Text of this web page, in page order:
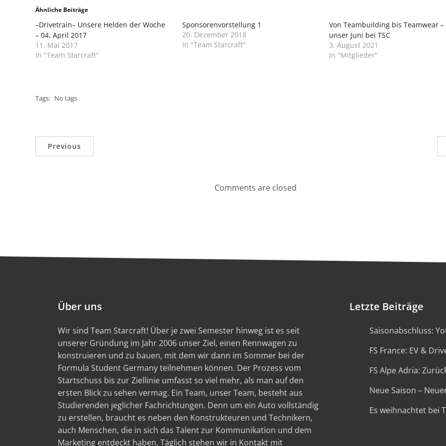
Ähnliche Beiträge
–Drivetrain– Unsere Helden der Woche
– 04. April 2017
11. Mai 2017
In "Team Starcraft"
Sponsorenvorstellung 1
20. Dezember 2018
In "Team Starcraft"
Von Teambuilding bis Teamwear –
unser Juni bei TSC
3. August 2021
In "Mitglieder"
Tags: No tags
Previous
Comments are closed
Über uns
Wir sind Team Starcraft! Über je zwei Semester hinweg ist es seit
unserer Gründung im Jahr 2006 unser Ziel, einen Rennwagen zu
konstruieren und zu bauen, mit dem wir dann im Sommer bei der
Formula Student Germany teilnehmen können. Der Prozess vom
Startschuss bis zur Ziellinie umfasst so viel mehr, als man auf den
ersten Blick zu sehen vermag. Ein Team, unser Team, besteht aus
Studierenden jeglicher Fachrichtungen. Denn um ein Auto vollständig
zu erstellen, braucht es neben den Konstrukteuren und Technikern,
auch Menschen, die in sich das Talent zur Kommunikation und dem
Marketing entdeckt haben. Täglich stehen wir in Kontakt mit
Letzte Beiträge
Saisonabschluss:
FS France: EV &
FS Alpe Adria:
Neue Saison –
Es weihnachtet bei